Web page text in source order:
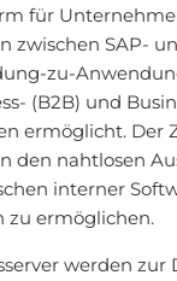
für
zwischen SAP-
zu-
(B2B) und
ermöglicht. Der
den nahtlosen
interner
zu ermöglichen.
werden zur